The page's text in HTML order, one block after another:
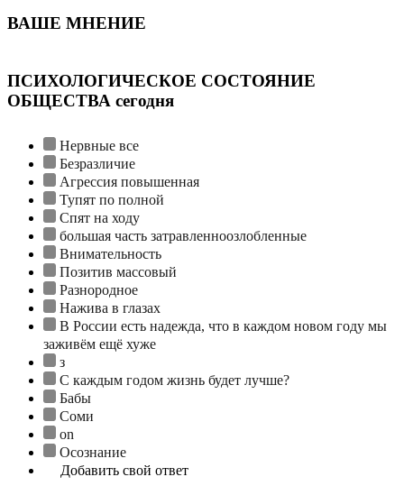
ВАШЕ МНЕНИЕ
ПСИХОЛОГИЧЕСКОЕ СОСТОЯНИЕ
ОБЩЕСТВА сегодня
Нервные все
Безразличие
Агрессия повышенная
Тупят по полной
Спят на ходу
большая часть затравленноозлобленные
Внимательность
Позитив массовый
Разнородное
Нажива в глазах
В России есть надежда, что в каждом новом году мы
заживём ещё хуже
з
С каждым годом жизнь будет лучше?
Бабы
Соми
on
Осознание
Добавить свой ответ